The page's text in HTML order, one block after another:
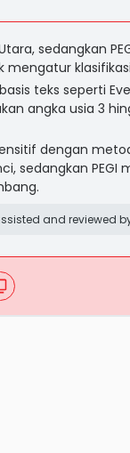
sedangkan
mengatur
teks seperti
angka usia 3
dengan
sedangkan PEGI
and reviewed